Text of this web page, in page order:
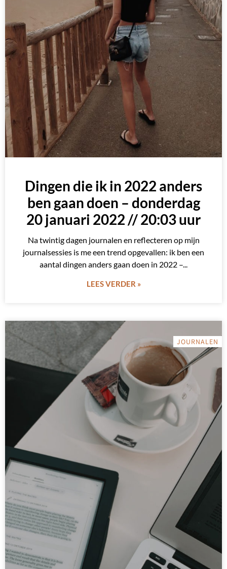
Dingen die ik in 2022 anders
ben gaan doen – donderdag
20 januari 2022 // 20:03 uur
Na twintig dagen journalen en reflecteren op mijn
journalsessies is me een trend opgevallen: ik ben een
aantal dingen anders gaan doen in 2022 –
LEES VERDER »
JOURNALEN